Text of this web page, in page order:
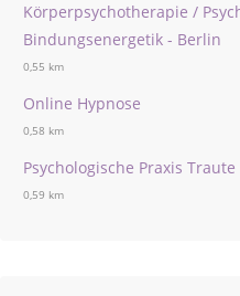
Körperpsychotherapie /
Bindungsenergetik - Berlin
0,55 km
Online Hypnose
0,58 km
Psychologische Praxis
0,59 km